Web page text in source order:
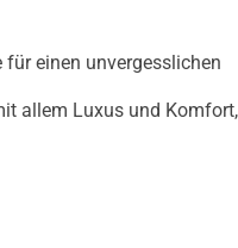
einen unvergesslichen
allem Luxus und Komfort,